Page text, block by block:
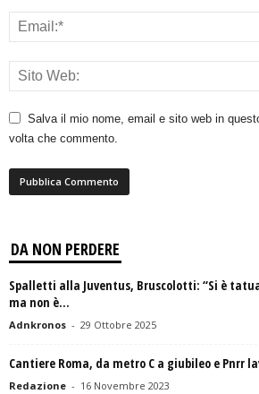
Salva il mio nome, email e sito web in
volta che commento.
DA NON PERDERE
Spalletti alla Juventus, Bruscolotti: “Si è
ma non è...
Adnkronos - 29 Ottobre 2025
Cantiere Roma, da metro C a giubileo e
Redazione - 16 Novembre 2023